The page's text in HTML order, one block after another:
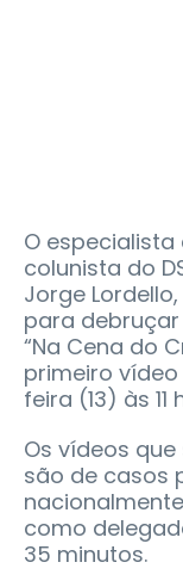
O especialista
colunista do
Jorge
para
“Na Cena do
primeiro
feira (13) às 11
Os vídeos
são de casos
como
35 minutos.